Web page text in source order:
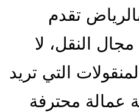
تقدم
النقل، لا
التي تريد
عمالة محترفة